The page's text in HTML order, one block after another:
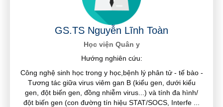
GS.TS Nguyễn Lĩnh Toàn
Học viện Quân y
Hướng nghiên cứu:
Công nghệ sinh học trong y học,bệnh lý phân tử - tế bào -
Tương tác giữa virus viêm gan B (kiểu gen, dưới kiểu
gen, đột biến gen, đồng nhiễm virus...) và tính đa hình/
đột biến gen (con đường tín hiệu STAT/SOCS, Interfe